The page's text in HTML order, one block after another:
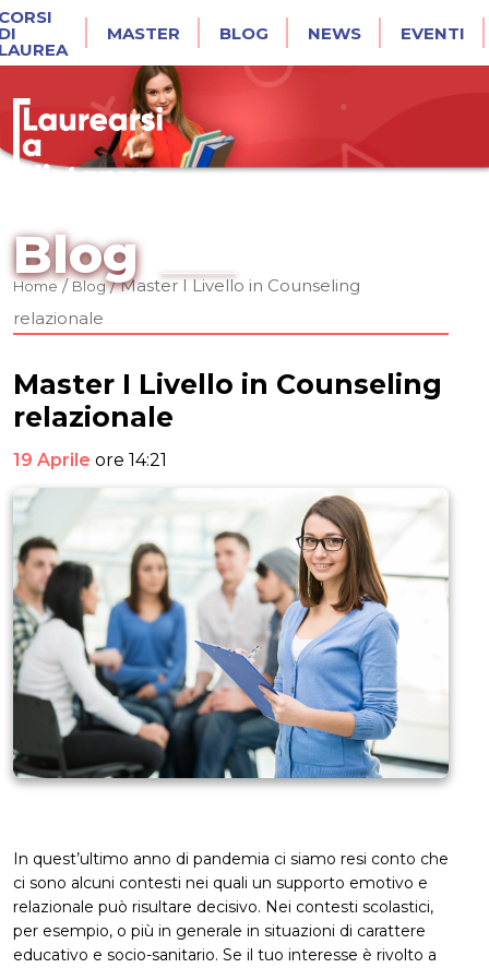
MASTER BLOG NEWS EVENTI
Blog
Home/Blog/Master I Livello in Counseling
relazionale
Master I Livello in Counseling
relazionale
19 Aprile ore 14:21
In quest’ultimo anno di pandemia ci siamo resi conto che
ci sono alcuni contesti nei quali un supporto emotivo e
relazionale può risultare decisivo. Nei contesti scolastici,
per esempio, o più in generale in situazioni di carattere
educativo e socio-sanitario. Se il tuo interesse è rivolto a